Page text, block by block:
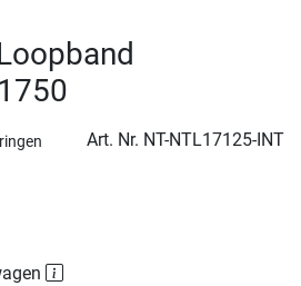
Art. Nr. NT-NTL17125-INT